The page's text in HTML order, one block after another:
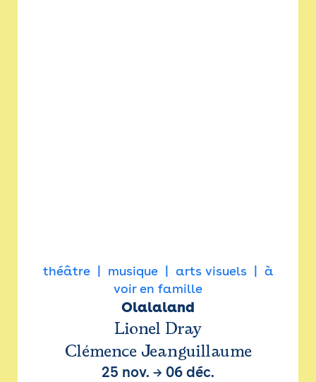
théâtre musique arts visuels
à
voir en famille
Olalaland
Lionel Dray
Clémence Jeanguillaume
25 nov. → 06 déc.